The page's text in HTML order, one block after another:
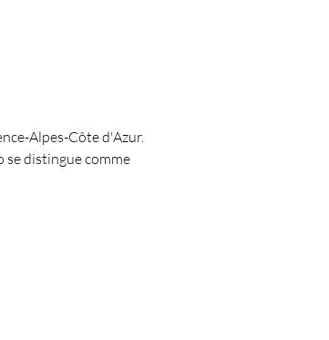
Alpes-Côte d'Azur.
se distingue comme